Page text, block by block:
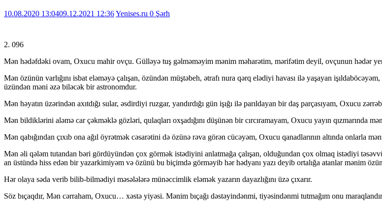
10.08.2020 13:0409.12.2021 12:36Yenises.ru 0 Şərh
2. 096
Mən hədəfdəki ovam, Oxucu mahir ovçu. Gülləyə tuş gəlməməyim mənim məharətim, mərifətim deyil, ovçunun hədər
Mən özünün varlığını isbat eləməyə çalışan, özündən müştəbeh, ətrafı nura qərq elədiyi havası ilə yaşayan
üzündən məni əzə biləcək bir astronomdur.
Mən həyatın üzərindən axıtdığı sular, əsdirdiyi ruzgar, yandırdığı gün işığı ilə parıldayan bir daş parçasıyam, Oxucu
Mən bildiklərini aləmə car çəkməklə gözləri, qulaqları oxşadığını düşünən bir cırcıramayam, Oxucu yayın qızmarında
Mən qabığından çıxıb ona ağıl öyrətmək cəsarətini də özünə rəva görən cücəyəm, Oxucu qanadlarının altında onlarla
Mən əli qələm tutandan bəri gördüyündən çox görmək istədiyini anlatmağa çalışan, olduğundan çox olmaq istədiyi
an üstündə hiss edən bir yazarkimiyəm və özünü bu biçimdə görməyib hər hədyanı yazı deyib ortalığa atanlar mənim
Hər olaya səda verib bilib-bilmədiyi məsələlərə münəccimlik eləmək yazarın dayazlığını üzə çıxarır.
Söz bıçaqdır, Mən cərraham, Oxucu… xəstə yiyəsi. Mənim bıçağı dəstəyindənmi, tiyəsindənmi tutmağım onu